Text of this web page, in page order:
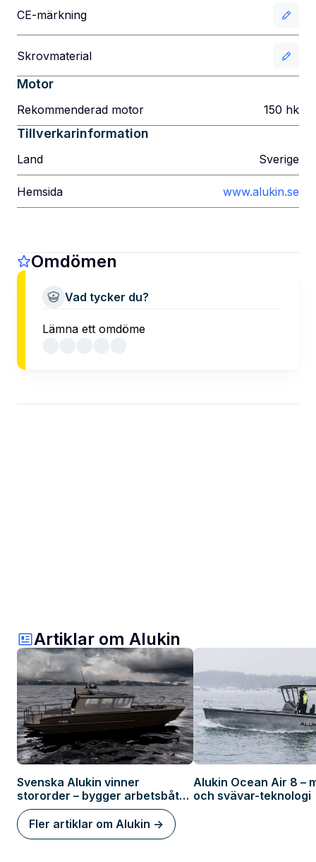
CE-märkning
Skrovmaterial
Motor
Rekommenderad motor 150 hk
Tillverkarinformation
Land Sverige
Hemsida www.alukin.se
Omdömen
Vad tycker du?
Lämna ett omdöme
Artiklar om Alukin
Svenska Alukin vinner
stororder – bygger arbetsbåt
till Marinen
Alukin Ocean Air 8 –
och svävar-teknologi
Fler artiklar om Alukin ->